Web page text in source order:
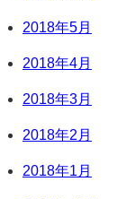
2018年5月
2018年4月
2018年3月
2018年2月
2018年1月